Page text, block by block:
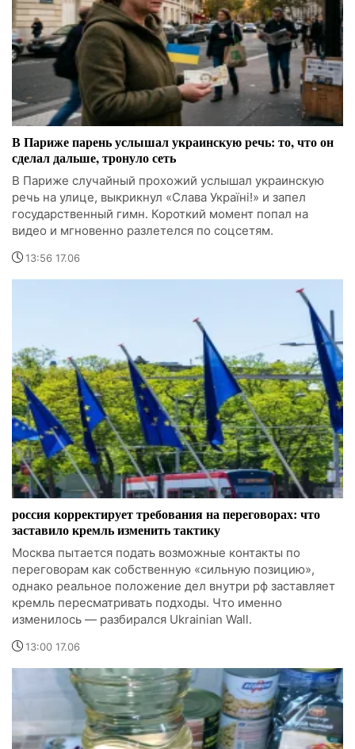
В Париже парень услышал украинскую речь: то, что он
сделал дальше, тронуло сеть
В Париже случайный прохожий услышал украинскую
речь на улице, выкрикнул «Слава Україні!» и запел
государственный гимн. Короткий момент попал на
видео и мгновенно разлетелся по соцсетям.
13:56 17.06
россия корректирует требования на переговорах: что
заставило кремль изменить тактику
Москва пытается подать возможные контакты по
переговорам как собственную «сильную позицию»,
однако реальное положение дел внутри рф заставляет
кремль пересматривать подходы. Что именно
изменилось — разбирался Ukrainian Wall.
13:00 17.06